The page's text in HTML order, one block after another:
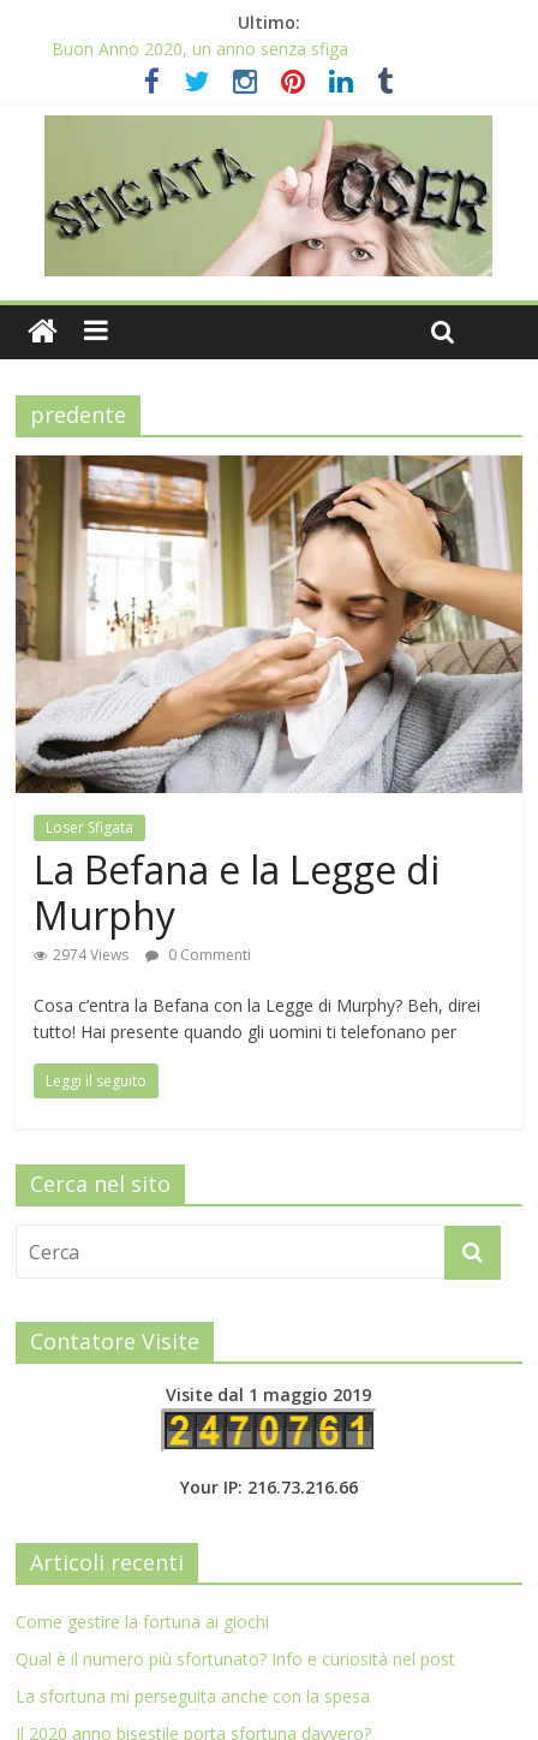
Ultimo:
Buon Anno 2020, un anno senza sfiga
Come gestire la fortuna ai giochi
Qual è il numero più sfortunato? Info e curiosità nel post
La sfortuna mi perseguita anche con la spesa
Il 2020 anno bisestile porta sfortuna davvero?
predente
Loser Sfigata
La Befana e la Legge di
Murphy
2974 Views 0 Commenti
Cosa c’entra la Befana con la Legge di Murphy? Beh, direi
tutto! Hai presente quando gli uomini ti telefonano per
Leggi il seguito
Cerca nel sito
Contatore Visite
Visite dal 1 maggio 2019
Your IP: 216.73.216.66
Articoli recenti
Come gestire la fortuna ai giochi
Qual è il numero più sfortunato? Info e curiosità nel post
La sfortuna mi perseguita anche con la spesa
Il 2020 anno bisestile porta sfortuna davvero?